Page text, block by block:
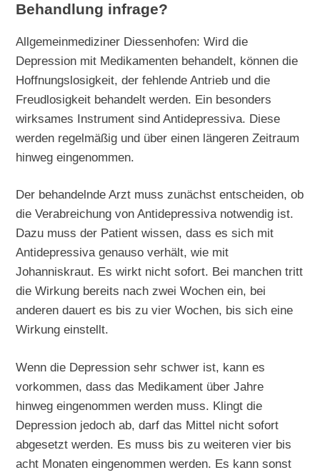
Behandlung infrage?
Allgemeinmediziner Diessenhofen: Wird die
Depression mit Medikamenten behandelt, können die
Hoffnungslosigkeit, der fehlende Antrieb und die
Freudlosigkeit behandelt werden. Ein besonders
wirksames Instrument sind Antidepressiva. Diese
werden regelmäßig und über einen längeren Zeitraum
hinweg eingenommen.
Der behandelnde Arzt muss zunächst entscheiden, ob
die Verabreichung von Antidepressiva notwendig ist.
Dazu muss der Patient wissen, dass es sich mit
Antidepressiva genauso verhält, wie mit
Johanniskraut. Es wirkt nicht sofort. Bei manchen tritt
die Wirkung bereits nach zwei Wochen ein, bei
anderen dauert es bis zu vier Wochen, bis sich eine
Wirkung einstellt.
Wenn die Depression sehr schwer ist, kann es
vorkommen, dass das Medikament über Jahre
hinweg eingenommen werden muss. Klingt die
Depression jedoch ab, darf das Mittel nicht sofort
abgesetzt werden. Es muss bis zu weiteren vier bis
acht Monaten eingenommen werden. Es kann sonst